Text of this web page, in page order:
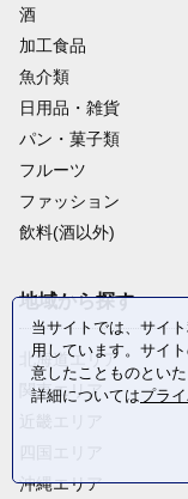
酒
加工食品
魚介類
日用品・雑貨
パン・菓子類
フルーツ
ファッション
飲料(酒以外)
地域から探す
北海道エリア
関東エリア
沖縄エリア
当サイトでは、サイ
用しています。サイ
意したことものといた
詳細についてはプラ